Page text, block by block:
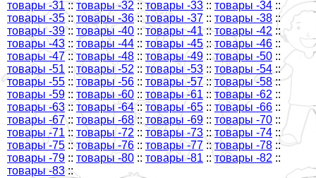
товары -31 :: товары -32 ::товары -33 :: товары -34 ::
товары -35 :: товары -36 ::товары -37 :: товары -38 ::
товары -39 :: товары -40 ::товары -41 :: товары -42 ::
товары -43 :: товары -44 :: товары -45 :: товары -46 ::
товары -47 :: товары -48 :: товары -49 ::товары -50 ::
товары -51 :: товары -52 :: товары -53 :: товары -54 ::
товары -55 :: товары -56 :: товары -57 ::товары -58 ::
товары -59 :: товары -60 :: товары -61 :: товары -62 ::
товары -63 :: товары -64 :: товары -65 :: товары -66 ::
товары -67:: товары -68 :: товары -69 :: товары -70 ::
товары -71 :: товары -72 :: товары -73 :: товары -74 ::
товары -75 ::товары -76 :: товары -77 :: товары -78 ::
товары -79 :: товары -80 :: товары -81 :: товары -82 ::
товары -83 ::